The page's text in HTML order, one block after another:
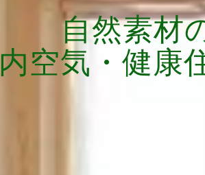
自然素材
空気・健康